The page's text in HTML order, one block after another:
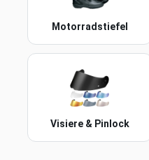
Motorradstiefel
Visiere & Pinlock